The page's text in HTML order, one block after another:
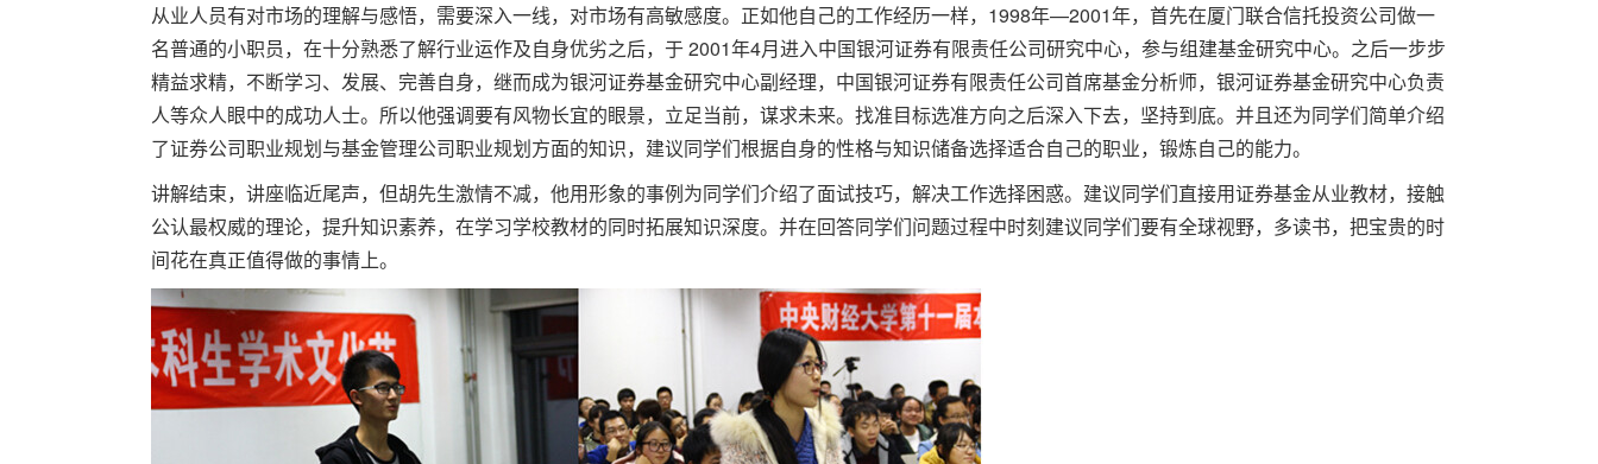
从业人员有对市场的理解与感悟，需要深入一线，对市场有高敏感度。正如他自己的工作经历一样，1998年—2001年，首先在厦门联合信托投资公司做一
名普通的小职员，在十分熟悉了解行业运作及自身优劣之后，于 2001年4月进入中国银河证券有限责任公司研究中心，参与组建基金研究中心。之后一步步
精益求精，不断学习、发展、完善自身，继而成为银河证券基金研究中心副经理，中国银河证券有限责任公司首席基金分析师，银河证券基金研究中心负责
人等众人眼中的成功人士。所以他强调要有风物长宜的眼景，立足当前，谋求未来。找准目标选准方向之后深入下去，坚持到底。并且还为同学们简单介绍
了证券公司职业规划与基金管理公司职业规划方面的知识，建议同学们根据自身的性格与知识储备选择适合自己的职业，锻炼自己的能力。
讲解结束，讲座临近尾声，但胡先生激情不减，他用形象的事例为同学们介绍了面试技巧，解决工作选择困惑。建议同学们直接用证券基金从业教材，接触
公认最权威的理论，提升知识素养，在学习学校教材的同时拓展知识深度。并在回答同学们问题过程中时刻建议同学们要有全球视野，多读书，把宝贵的时
间花在真正值得做的事情上。